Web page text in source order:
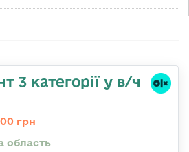
3 категорії у в/ч
грн
область